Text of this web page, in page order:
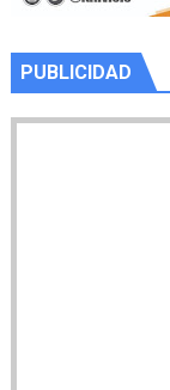
PUBLICIDAD